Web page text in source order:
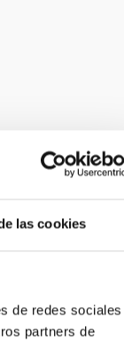
las cookies
de redes sociales
partners de